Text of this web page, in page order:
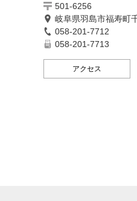
501-6256
岐阜県羽島市福寿町
058-201-7712
058-201-7713
アクセス